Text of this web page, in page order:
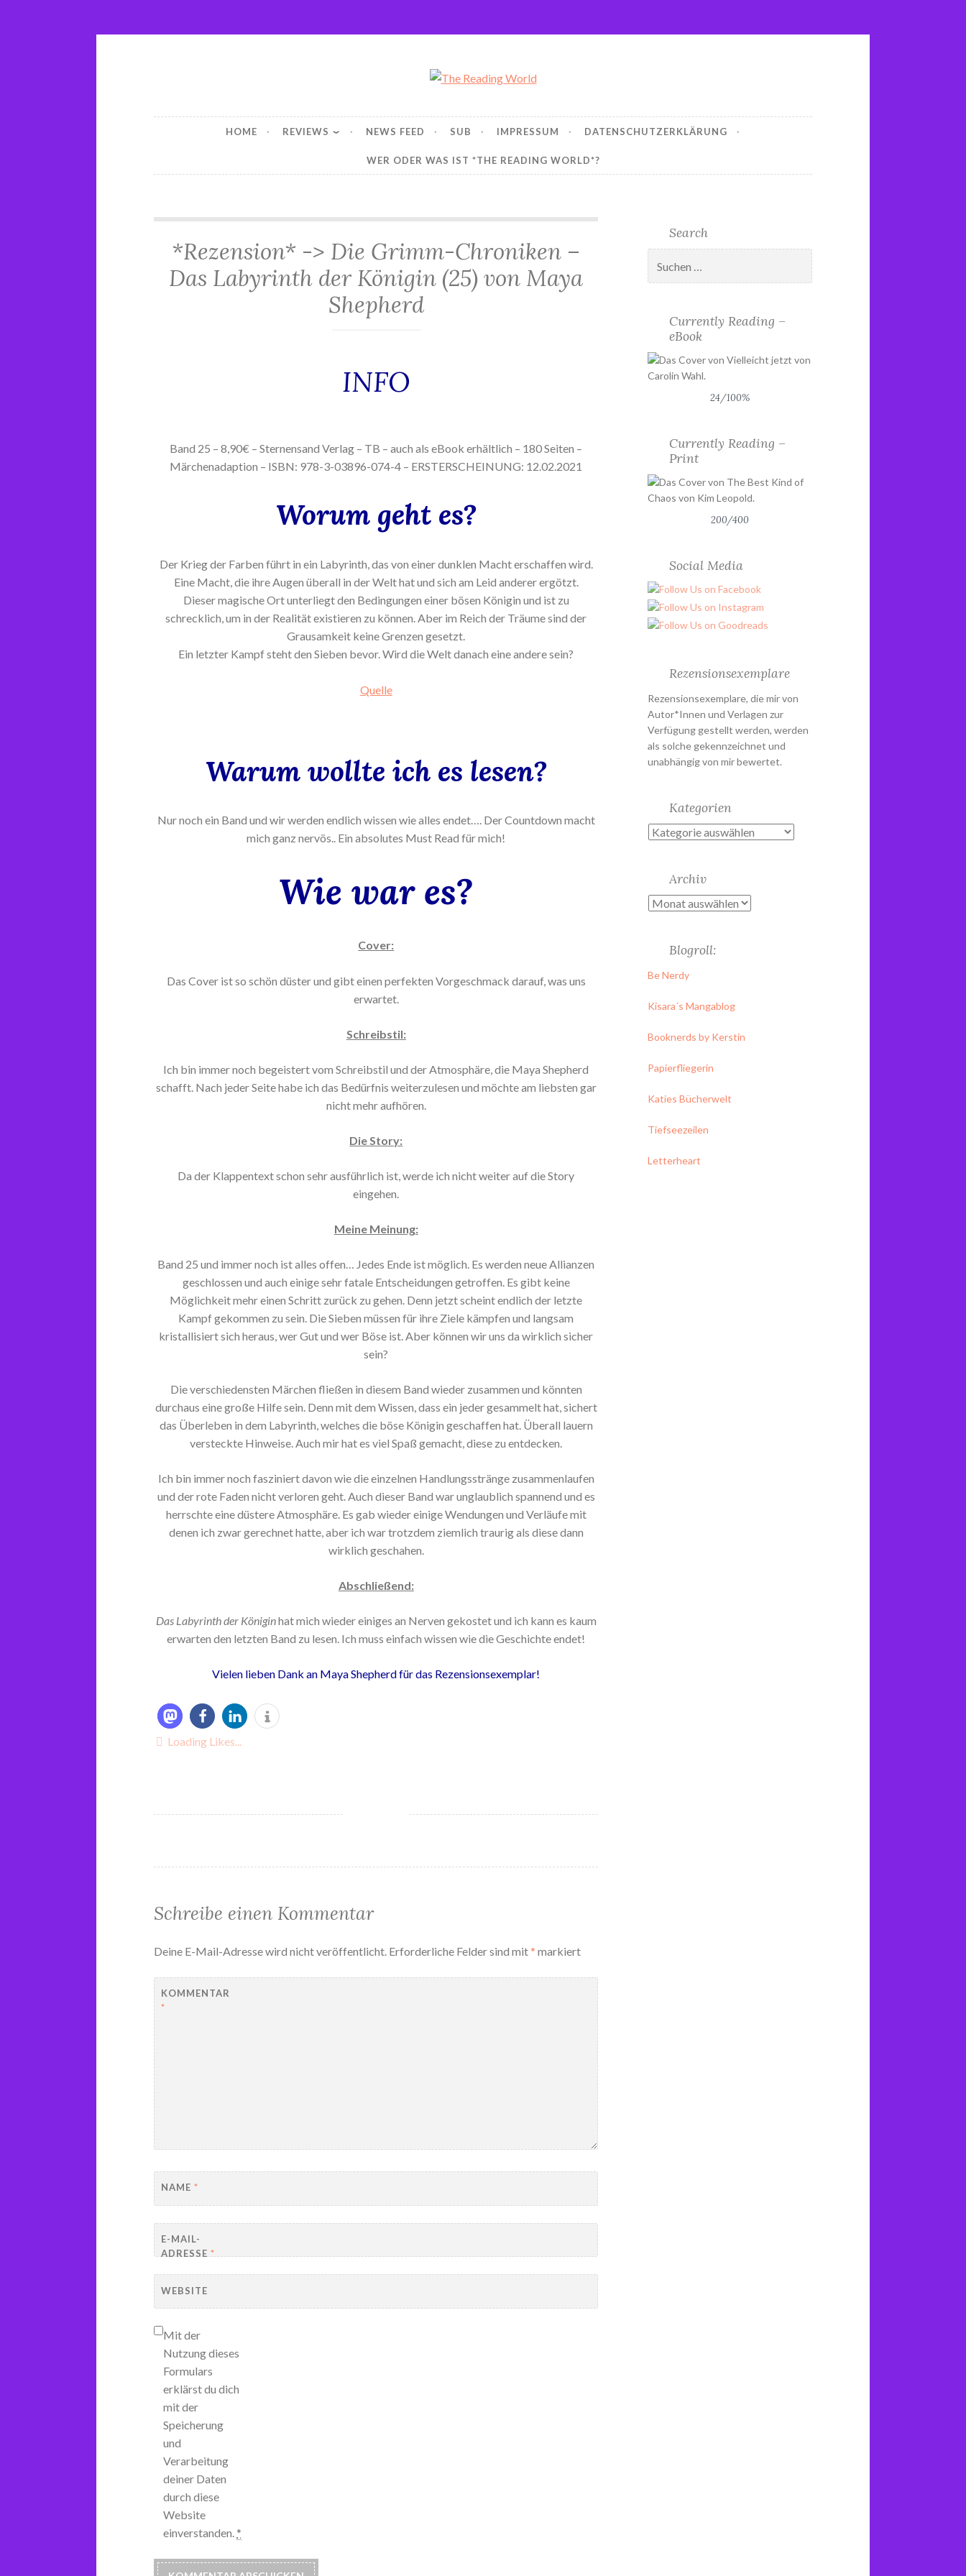
content
The Reading World
HOME REVIEWS NEWS FEED SUB IMPRESSUM DATENSCHUTZERKLÄRUNG
WER ODER WAS IST *THE READING WORLD*?
*Rezension* -> Die Grimm-Chroniken – Das Labyrinth der Königin (25) von Maya Shepherd
*Rezension* -> Die Grimm-Chroniken –
Das Labyrinth der Königin (25) von Maya
Shepherd
INFO
Band 25 – 8,90€ – Sternensand Verlag – TB – auch als eBook erhältlich – 180 Seiten –
Märchenadaption – ISBN: 978-3-03896-074-4 – ERSTERSCHEINUNG: 12.02.2021
Worum geht es?
Der Krieg der Farben führt in ein Labyrinth, das von einer dunklen Macht erschaffen wird.
Eine Macht, die ihre Augen überall in der Welt hat und sich am Leid anderer ergötzt.
Dieser magische Ort unterliegt den Bedingungen einer bösen Königin und ist zu
schrecklich, um in der Realität existieren zu können. Aber im Reich der Träume sind der
Grausamkeit keine Grenzen gesetzt.
Ein letzter Kampf steht den Sieben bevor. Wird die Welt danach eine andere sein?
Quelle
Warum wollte ich es lesen?
Nur noch ein Band und wir werden endlich wissen wie alles endet…. Der Countdown macht
mich ganz nervös.. Ein absolutes Must Read für mich!
Wie war es?
Cover:
Das Cover ist so schön düster und gibt einen perfekten Vorgeschmack darauf, was uns
erwartet.
Schreibstil:
Ich bin immer noch begeistert vom Schreibstil und der Atmosphäre, die Maya Shepherd
schafft. Nach jeder Seite habe ich das Bedürfnis weiterzulesen und möchte am liebsten gar
nicht mehr aufhören.
Die Story:
Da der Klappentext schon sehr ausführlich ist, werde ich nicht weiter auf die Story
eingehen.
Meine Meinung:
Band 25 und immer noch ist alles offen… Jedes Ende ist möglich. Es werden neue Allianzen
geschlossen und auch einige sehr fatale Entscheidungen getroffen. Es gibt keine
Möglichkeit mehr einen Schritt zurück zu gehen. Denn jetzt scheint endlich der letzte
Kampf gekommen zu sein. Die Sieben müssen für ihre Ziele kämpfen und langsam
kristallisiert sich heraus, wer Gut und wer Böse ist. Aber können wir uns da wirklich sicher
sein?
Die verschiedensten Märchen fließen in diesem Band wieder zusammen und könnten
durchaus eine große Hilfe sein. Denn mit dem Wissen, dass ein jeder gesammelt hat, sichert
das Überleben in dem Labyrinth, welches die böse Königin geschaffen hat. Überall lauern
versteckte Hinweise. Auch mir hat es viel Spaß gemacht, diese zu entdecken.
Ich bin immer noch fasziniert davon wie die einzelnen Handlungsstränge zusammenlaufen
und der rote Faden nicht verloren geht. Auch dieser Band war unglaublich spannend und es
herrschte eine düstere Atmosphäre. Es gab wieder einige Wendungen und Verläufe mit
denen ich zwar gerechnet hatte, aber ich war trotzdem ziemlich traurig als diese dann
wirklich geschahen.
Abschließend:
Das Labyrinth der Königinhat mich wieder einiges an Nerven gekostet und ich kann es kaum
erwarten den letzten Band zu lesen. Ich muss einfach wissen wie die Geschichte endet!
Vielen lieben Dank an Maya Shepherd für das Rezensionsexemplar!
Loading Likes...
Schreibe einen Kommentar
Deine E-Mail-Adresse wird nicht veröffentlicht. Erforderliche Felder sind mit* markiert
KOMMENTAR
*
NAME*
E-MAIL-
ADRESSE*
WEBSITE
Mit der
Nutzung dieses
Formulars
erklärst du dich
mit der
Speicherung
und
Verarbeitung
deiner Daten
durch diese
Website
einverstanden. *
Search
nach:
Currently Reading –
eBook
24/100%
Currently Reading –
Print
200/400
Social Media
Rezensionsexemplare
Rezensionsexemplare, die mir von
Autor*Innen und Verlagen zur
Verfügung gestellt werden, werden
als solche gekennzeichnet und
unabhängig von mir bewertet.
Kategorien
Kategorien
Archiv
Archiv
Blogroll:
Be Nerdy
Kisara´s Mangablog
Booknerds by Kerstin
Papierfliegerin
Katies Bücherwelt
Tiefseezeilen
Letterheart